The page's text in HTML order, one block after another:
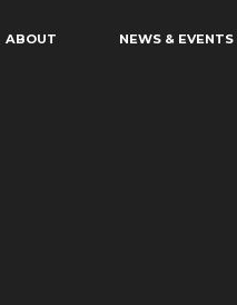
ABOUT NEWS & EVENTS